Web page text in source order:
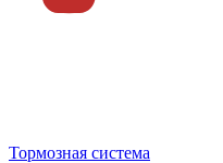
Тормозная система